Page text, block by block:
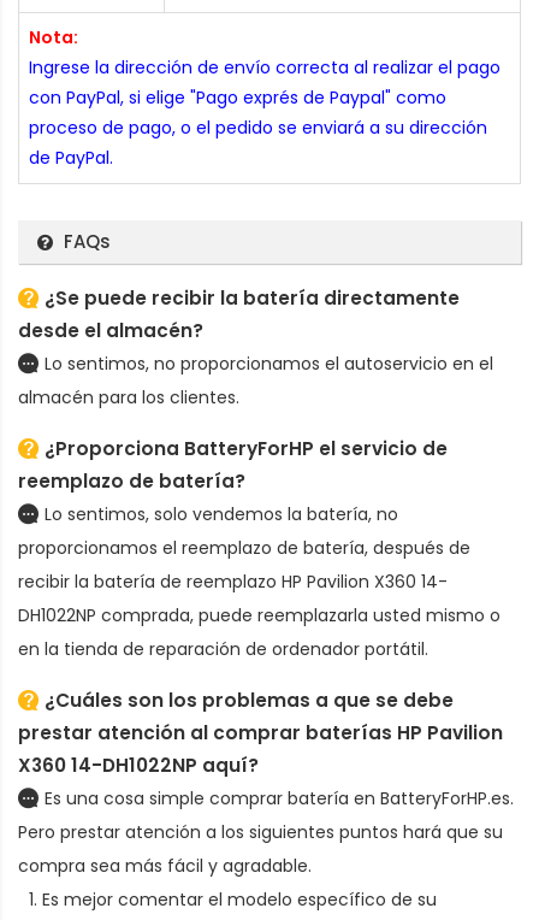
Nota:
Ingrese la dirección de envío correcta al realizar el pago
con PayPal, si elige "Pago exprés de Paypal" como
proceso de pago, o el pedido se enviará a su dirección
de PayPal.
FAQs
¿Se puede recibir la batería directamente
desde el almacén?
Lo sentimos, no proporcionamos el autoservicio en el
almacén para los clientes.
¿Proporciona BatteryForHP el servicio de
reemplazo de batería?
Lo sentimos, solo vendemos la batería, no
proporcionamos el reemplazo de batería, después de
recibir la batería de reemplazo HP Pavilion X360 14-
DH1022NP comprada, puede reemplazarla usted mismo o
en la tienda de reparación de ordenador portátil.
¿Cuáles son los problemas a que se debe
prestar atención al comprar baterías HP Pavilion
X360 14-DH1022NP aquí?
Es una cosa simple comprar batería en BatteryForHP.es.
Pero prestar atención a los siguientes puntos hará que su
compra sea más fácil y agradable.
Es mejor comentar el modelo específico de su